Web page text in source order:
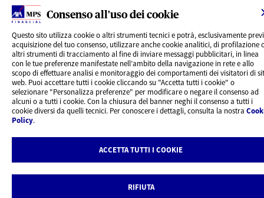
Consenso all'uso dei cookie
Questo sito utilizza cookie o altri strumenti tecnici e potrà, esclusivamente
acquisizione del tuo consenso, utilizzare anche cookie analitici, di profilazione
altri strumenti di tracciamento al fine di inviare messaggi pubblicitari, in linea
con le tue preferenze manifestate nell’ambito della navigazione in rete e allo
scopo di effettuare analisi e monitoraggio dei comportamenti dei visitatori di
web. Puoi accettare tutti i cookie cliccando su "Accetta tutti i cookie" o
selezionare "Personalizza preferenze" per modificare o negare il consenso ad
alcuni o a tutti i cookie. Con la chiusura del banner neghi il consenso a tutti i
cookie diversi da quelli tecnici. Per conoscere i dettagli, consulta la nostra
Policy.
ACCETTA TUTTI I COOKIE
RIFIUTA
CONTATTI
Privacy
Rivedi le tue scelte sui Cookie
Cookie Policy
Informazioni legali
AXA MPS Financial DAC - VAT Number IE8293822E